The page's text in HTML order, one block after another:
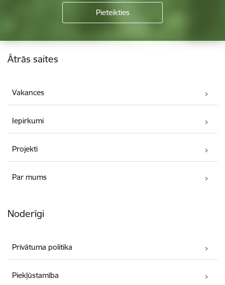
Kājene
Ātrās saites
Vakances
Iepirkumi
Projekti
Par mums
Noderīgi
Privātuma politika
Piekļūstamība